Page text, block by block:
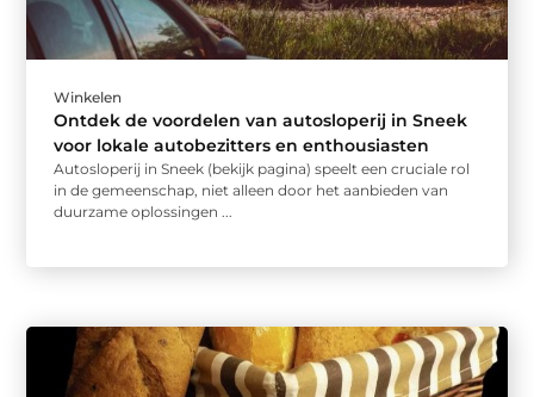
Winkelen
Ontdek de voordelen van autosloperij in Sneek
voor lokale autobezitters en enthousiasten
Autosloperij in Sneek (bekijk pagina) speelt een cruciale rol
in de gemeenschap, niet alleen door het aanbieden van
duurzame oplossingen ...